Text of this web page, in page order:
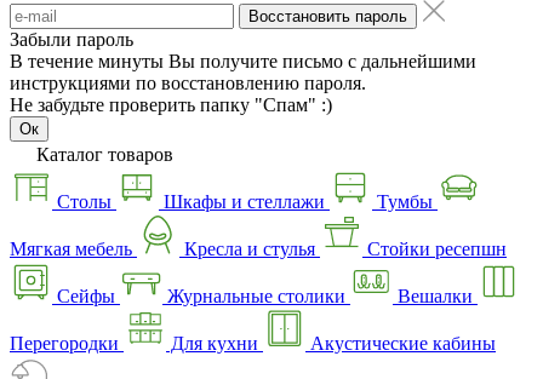
Восстановить пароль
Забыли пароль
В течение минуты Вы получите письмо с дальнейшими
инструкциями по восстановлению пароля.
Не забудьте проверить папку "Спам" :)
Ок
Каталог товаров
Столы Шкафы и стеллажи Тумбы
Мягкая мебель Кресла и стулья Стойки ресепшн
Сейфы Журнальные столики Вешалки
Перегородки Для кухни Акустические кабины